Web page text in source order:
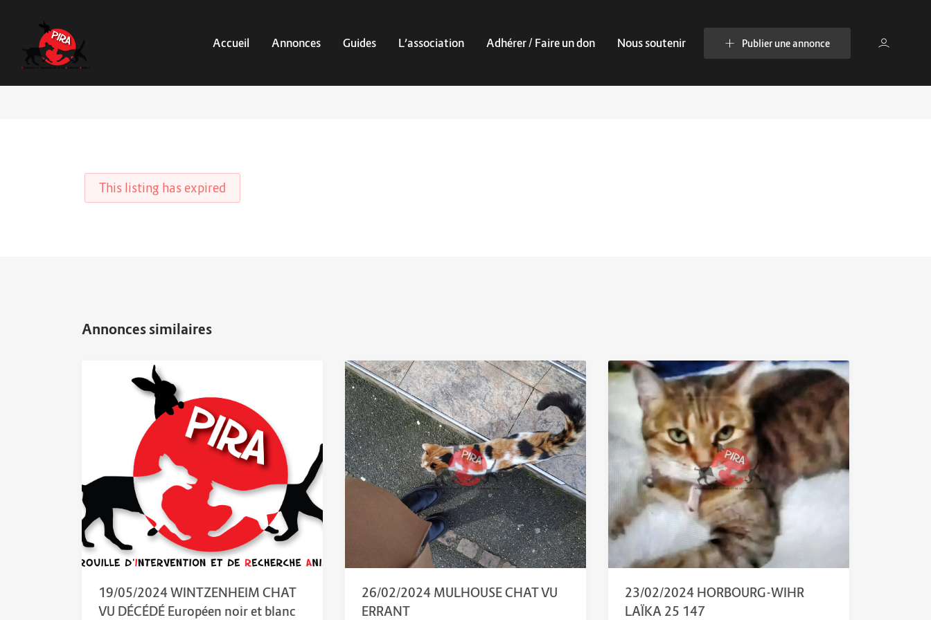
Accueil Annonces Guides L’association Adhérer / Faire un don Nous soutenir Publier une annonce
This listing has expired
19/05/2024 WINTZENHEIM CHAT
VU DÉCÉDÉ Européen noir et blanc
26/02/2024 MULHOUSE CHAT VU
ERRANT
23/02/2024 HORBOURG-WIHR
LAÏKA 25 147